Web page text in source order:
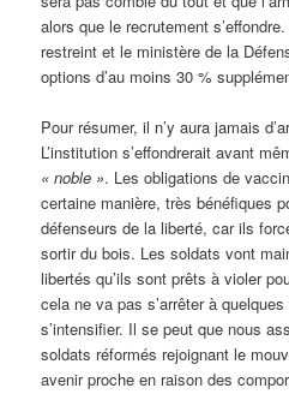
alors que le recrutement
restreint et le ministère de la
options d’au moins 30 %
Pour résumer, il n’y aura jamais
L’institution s’effondrerait avant
« noble ». Les obligations de
certaine manière, très bénéfiques
défenseurs de la liberté, car ils
sortir du bois. Les soldats vont
libertés qu’ils sont prêts à violer
cela ne va pas s’arrêter à
s’intensifier. Il se peut que nous
soldats réformés rejoignant le
avenir proche en raison des